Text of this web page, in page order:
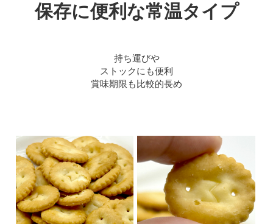
保存に便利な常温タイプ
持ち運びや
ストックにも便利
賞味期限も比較的長め